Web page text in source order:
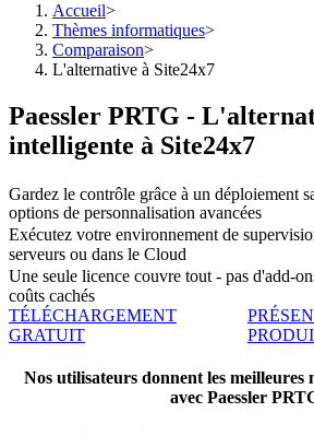
Accueil>
Thèmes informatiques>
Comparaison>
L'alternative à Site24x7
Paessler PRTG -
intelligente à Site24x7
Gardez le contrôle grâce à un déploiement
options de personnalisation avancées
Exécutez votre environnement de
serveurs ou dans le Cloud
Une seule licence couvre tout - pas d'add-
coûts cachés
TÉLÉCHARGEMENT
GRATUIT
Nos utilisateurs donnent les meilleures
avec Paessler